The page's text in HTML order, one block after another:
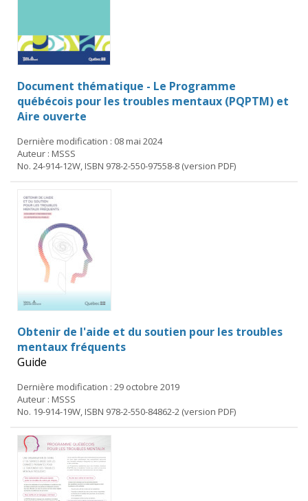
Document thématique - Le Programme
québécois pour les troubles mentaux (PQPTM) et
Aire ouverte
Dernière modification : 08 mai 2024
Auteur : MSSS
No. 24-914-12W, ISBN 978-2-550-97558-8 (version PDF)
Obtenir de l'aide et du soutien pour les troubles
mentaux fréquents
Guide
Dernière modification : 29 octobre 2019
Auteur : MSSS
No. 19-914-19W, ISBN 978-2-550-84862-2 (version PDF)